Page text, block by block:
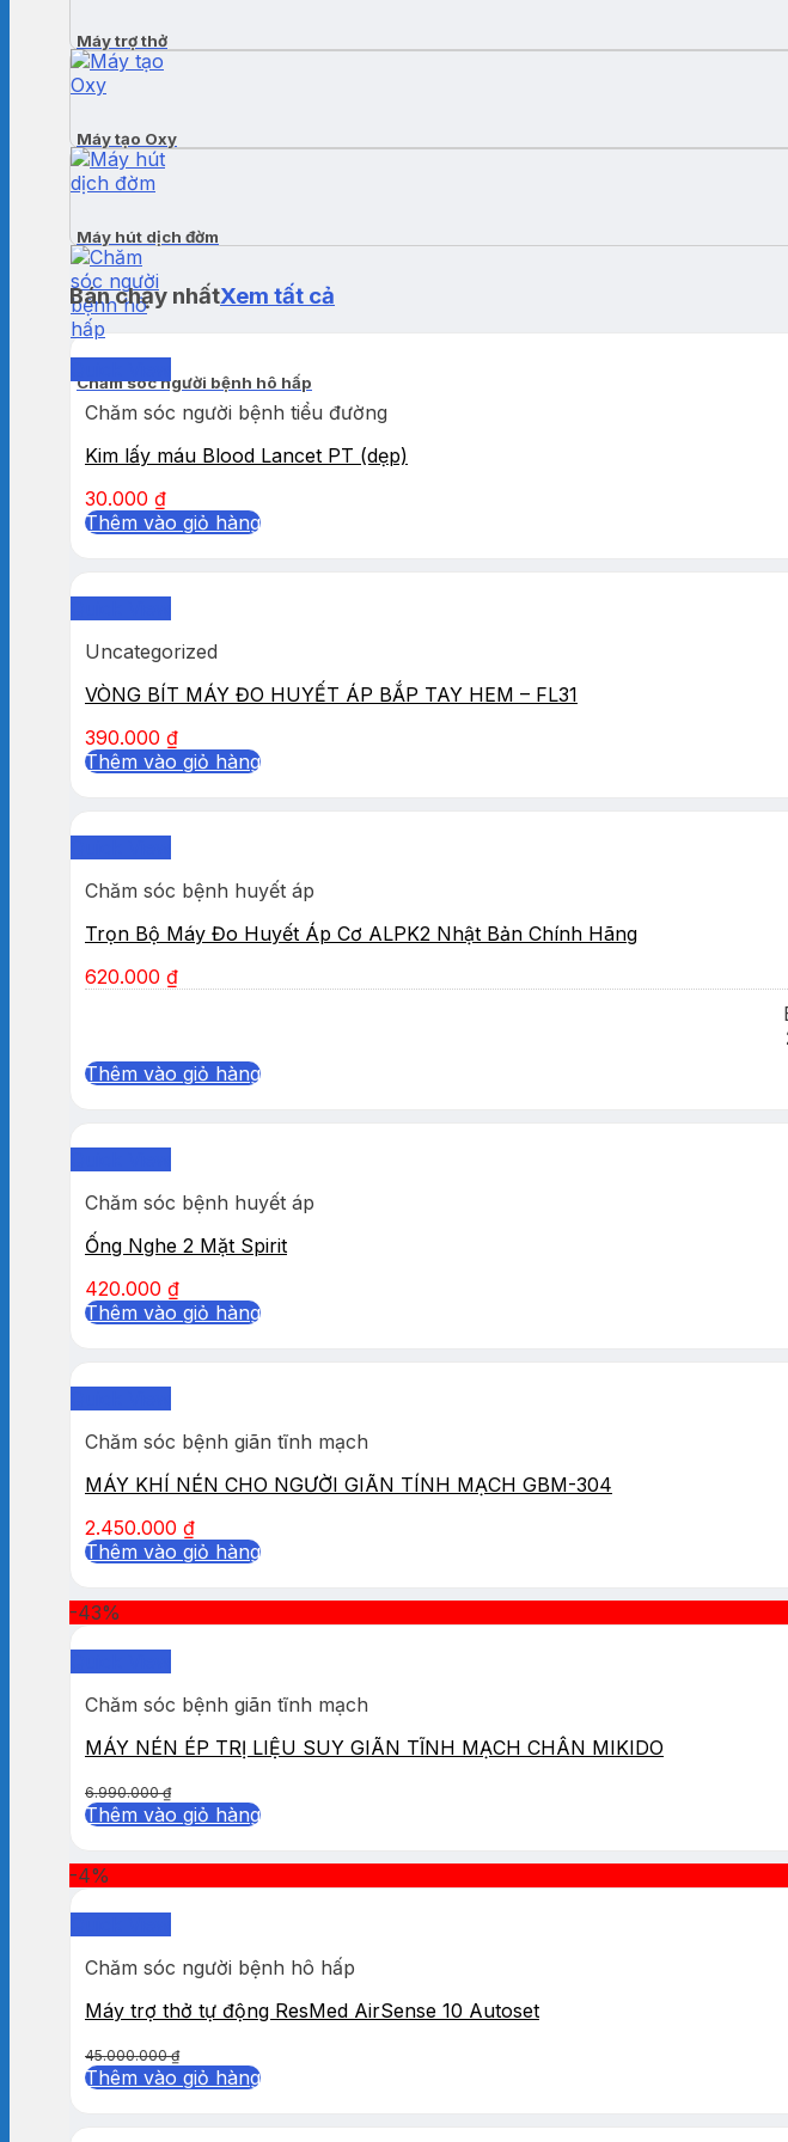
Máy trợ thở
Máy tạo Oxy
Máy hút dịch đờm
Chăm sóc người bệnh hô hấp
Bán chạy nhấtXem tất cả
Chăm sóc người bệnh tiểu đường
Kim lấy máu Blood Lancet PT (dẹp)
30.000 ₫
Thêm vào giỏ hàng
Uncategorized
VÒNG BÍT MÁY ĐO HUYẾT ÁP BẮP TAY HEM – FL31
390.000 ₫
Thêm vào giỏ hàng
Chăm sóc bệnh huyết áp
Trọn Bộ Máy Đo Huyết Áp Cơ ALPK2 Nhật Bản Chính Hãng
620.000 ₫
Thêm vào giỏ hàng
Chăm sóc bệnh huyết áp
Ống Nghe 2 Mặt Spirit
420.000 ₫
Thêm vào giỏ hàng
Chăm sóc bệnh giãn tĩnh mạch
MÁY KHÍ NÉN CHO NGƯỜI GIÃN TÍNH MẠCH GBM-304
2.450.000 ₫
Thêm vào giỏ hàng
-43%
Chăm sóc bệnh giãn tĩnh mạch
MÁY NÉN ÉP TRỊ LIỆU SUY GIÃN TĨNH MẠCH CHÂN MIKIDO
6.990.000₫
Thêm vào giỏ hàng
-4%
Chăm sóc người bệnh hô hấp
Máy trợ thở tự động ResMed AirSense 10 Autoset
45.000.000₫
Thêm vào giỏ hàng